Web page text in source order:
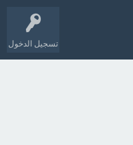
تسجيل الدخول